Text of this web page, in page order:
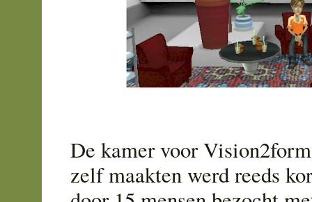
De kamer voor
zelf maakten werd reeds